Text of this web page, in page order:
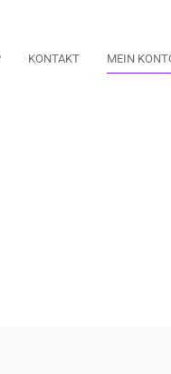
KONTAKT MEIN